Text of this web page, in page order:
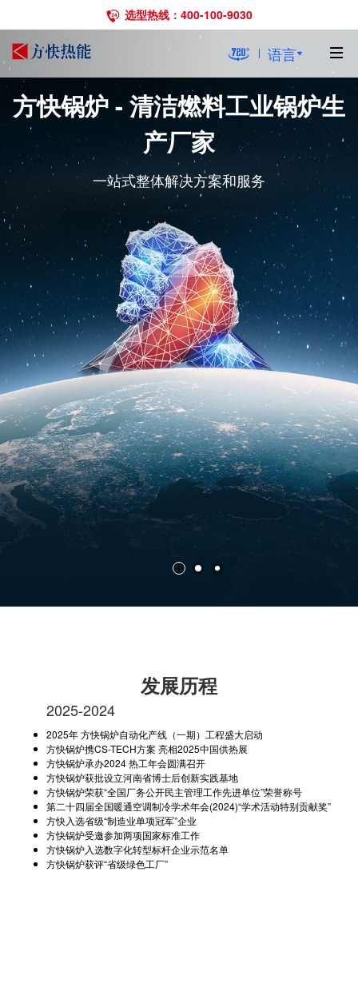
选型热线：400-100-9030
语言
方快锅炉 - 清洁燃料工业锅炉生
产厂家
一站式整体解决方案和服务
发展历程
2025-2024
2025年 方快锅炉自动化产线（一期）工程盛大启动
方快锅炉携CS-TECH方案 亮相2025中国供热展
方快锅炉承办2024 热工年会圆满召开
方快锅炉获批设立河南省博士后创新实践基地
方快锅炉荣获“全国厂务公开民主管理工作先进单位”荣誉称号
第二十四届全国暖通空调制冷学术年会(2024)“学术活动特别贡献奖”
方快入选省级“制造业单项冠军”企业
方快锅炉受邀参加两项国家标准工作
方快锅炉入选数字化转型标杆企业示范名单
方快锅炉获评“省级绿色工厂”